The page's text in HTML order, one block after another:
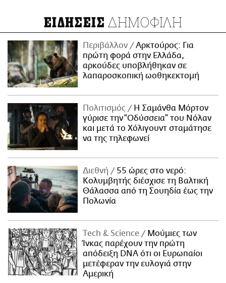
ΕΙΔΗΣΕΙΣ ΔΗΜΟΦΙΛΗ
Περιβάλλον
Αρκτούρος: Για
πρώτη φορά στην Ελλάδα,
αρκούδες υποβλήθηκαν σε
λαπαροσκοπική ωοθηκεκτομή
Πολιτισμός
Η Σαμάνθα Μόρτον
γύρισε την “Οδύσσεια” του Νόλαν
και μετά το Χόλιγουντ σταμάτησε
να της τηλεφωνεί
Διεθνή
55 ώρες στο νερό:
Κολυμβητής διέσχισε τη Βαλτική
Θάλασσα από τη Σουηδία έως την
Πολωνία
Τech & Science
Μούμιες των
Ίνκας παρέχουν την πρώτη
απόδειξη DNA ότι οι Ευρωπαίοι
μετέφεραν την ευλογιά στην
Αμερική